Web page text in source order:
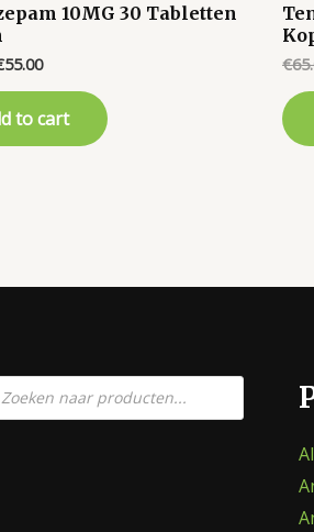
10MG 30 Tabletten
55.00Current
€55.00.
to cart
€